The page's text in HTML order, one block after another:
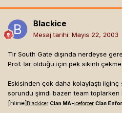
Blackice
Mesaj tarihi: Mayıs 22, 2003
Tir South Gate dışında nerdeyse
Prof. lar olduğu için pek sıkıntı
Eskisinden çok daha kolaylaştı
sorundu şimdi bazen team toplarken
[hline] Blackicer Clan MA- Iceforcer Clan